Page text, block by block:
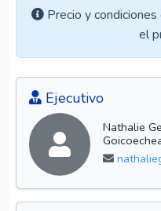
Precio y
el
Ejecutivo
Nathalie